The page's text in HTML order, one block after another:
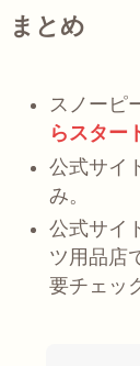
まとめ
スノーピ
らスター
公式サイ
み。
公式サイ
ツ用品店
要チェッ